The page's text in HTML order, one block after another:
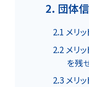
2. 団体
2.1 メリ
2.2 メリ
を残
2.3 メリ